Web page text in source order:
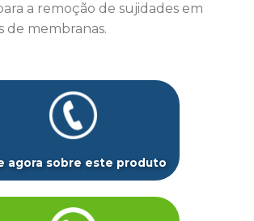
a remoção de sujidades em
de membranas.
agora sobre este produto